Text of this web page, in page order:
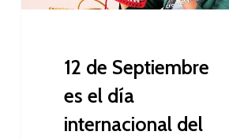
internacional
12 de Septiembre
es el día
internacional del